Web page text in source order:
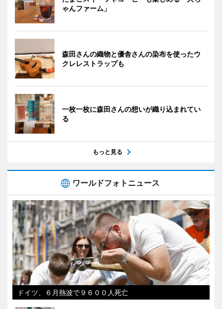
ゃんファーム」
森田さんの織物と優舎さんの染布を使ったウ
クレレストラップも
一枚一枚に森田さんの想いが織り込まれてい
る
もっと見る
ワールドフォトニュース
ドイツ、６月熱波で９６００人死亡